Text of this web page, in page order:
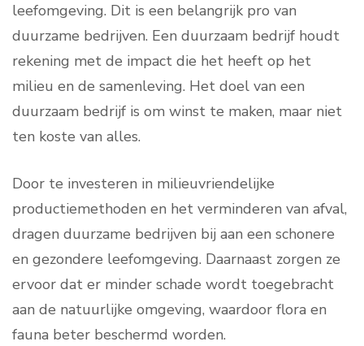
leefomgeving. Dit is een belangrijk pro van
duurzame bedrijven. Een duurzaam bedrijf houdt
rekening met de impact die het heeft op het
milieu en de samenleving. Het doel van een
duurzaam bedrijf is om winst te maken, maar niet
ten koste van alles.
Door te investeren in milieuvriendelijke
productiemethoden en het verminderen van afval,
dragen duurzame bedrijven bij aan een schonere
en gezondere leefomgeving. Daarnaast zorgen ze
ervoor dat er minder schade wordt toegebracht
aan de natuurlijke omgeving, waardoor flora en
fauna beter beschermd worden.